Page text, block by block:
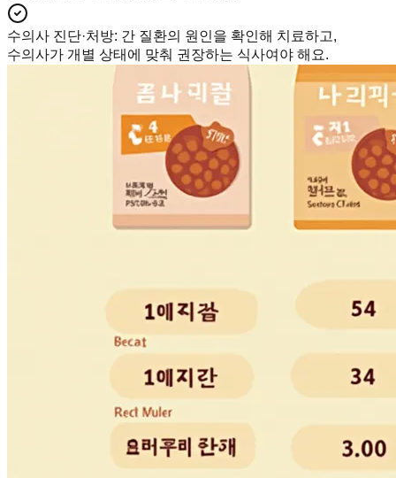
수의사 진단·처방: 간 질환의 원인을 확인해 치료하고,
수의사가 개별 상태에 맞춰 권장하는 식사여야 해요.